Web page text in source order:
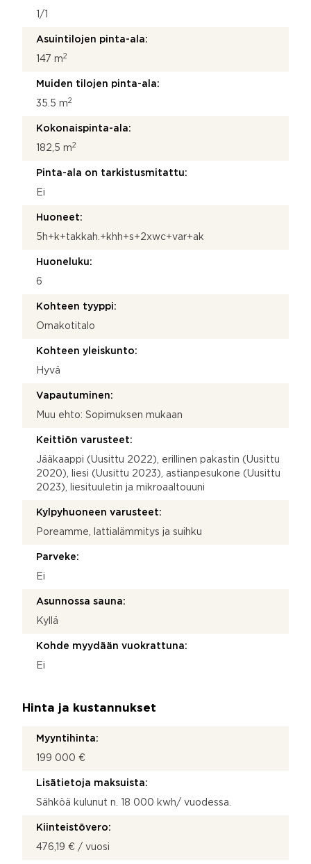
1/1
Asuintilojen pinta-ala:
147 m2
Muiden tilojen pinta-ala:
35.5 m2
Kokonaispinta-ala:
182,5 m2
Pinta-ala on tarkistusmitattu:
Ei
Huoneet:
5h+k+takkah.+khh+s+2xwc+var+ak
Huoneluku:
6
Kohteen tyyppi:
Omakotitalo
Kohteen yleiskunto:
Hyvä
Vapautuminen:
Muu ehto: Sopimuksen mukaan
Keittiön varusteet:
Jääkaappi (Uusittu 2022), erillinen pakastin (Uusittu
2020), liesi (Uusittu 2023), astianpesukone (Uusittu
2023), liesituuletin ja mikroaaltouuni
Kylpyhuoneen varusteet:
Poreamme, lattialämmitys ja suihku
Parveke:
Ei
Asunnossa sauna:
Kyllä
Kohde myydään vuokrattuna:
Ei
Hinta ja kustannukset
Myyntihinta:
199 000 €
Lisätietoja maksuista:
Sähköä kulunut n. 18 000 kwh/ vuodessa.
Kiinteistövero:
476,19 € / vuosi